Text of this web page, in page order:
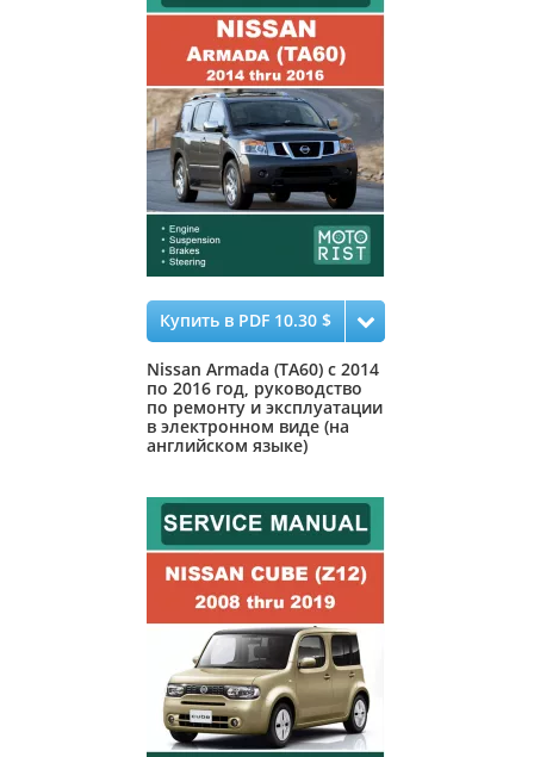
Купить в PDF 10.30 $
Nissan Armada (TA60) с 2014
по 2016 год, руководство
по ремонту и эксплуатации
в электронном виде (на
английском языке)